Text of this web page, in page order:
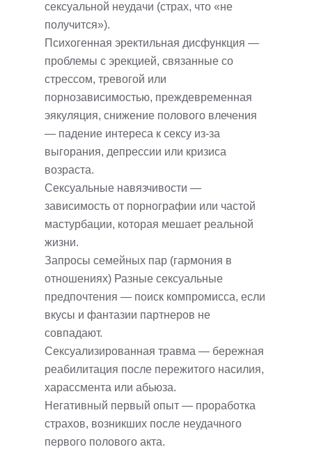
сексуальной неудачи (страх, что «не
получится»).
Психогенная эректильная дисфункция —
проблемы с эрекцией, связанные со
стрессом, тревогой или
порнозависимостью, преждевременная
эякуляция, cнижение полового влечения
— падение интереса к сексу из-за
выгорания, депрессии или кризиса
возраста.
Сексуальные навязчивости —
зависимость от порнографии или частой
мастурбации, которая мешает реальной
жизни.
Запросы семейных пар (гармония в
отношениях) Разные сексуальные
предпочтения — поиск компромисса, если
вкусы и фантазии партнеров не
совпадают.
Сексуализированная травма — бережная
реабилитация после пережитого насилия,
харассмента или абьюза.
Негативный первый опыт — проработка
страхов, возникших после неудачного
первого полового акта.